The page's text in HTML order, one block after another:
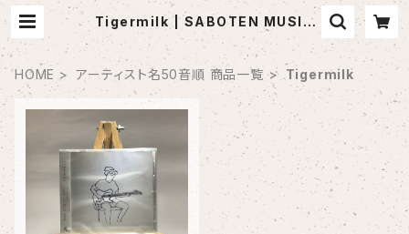
Tigermilk | SABOTEN MUSIC
(セレクトCDショップ)
HOME アーティスト名50音順 商品一覧 Tigermilk